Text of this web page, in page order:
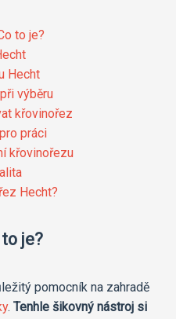
to je?
Hecht
výběru
křovinořez
práci
křovinořezu
Hecht?
je?
pomocník na zahradě
. Tenhle šikovný nástroj si